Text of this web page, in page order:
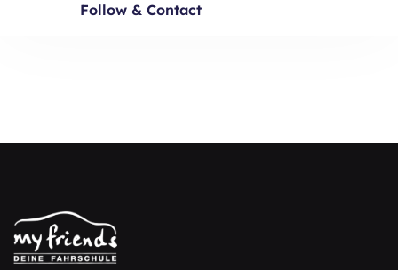
Follow & Contact